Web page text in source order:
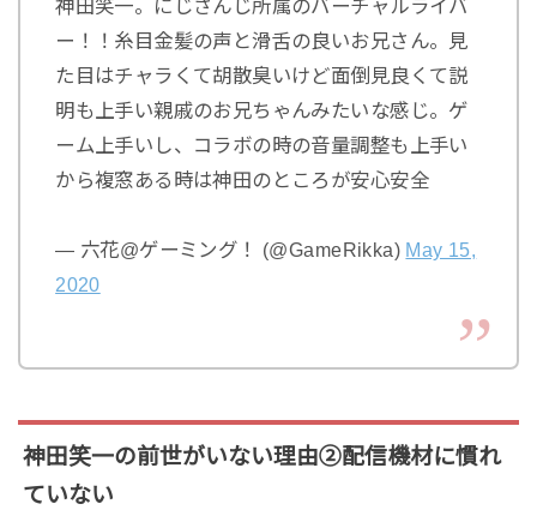
神田笑一。にじさんじ所属のバーチャルライバ
ー！！糸目金髪の声と滑舌の良いお兄さん。見
た目はチャラくて胡散臭いけど面倒見良くて説
明も上手い親戚のお兄ちゃんみたいな感じ。ゲ
ーム上手いし、コラボの時の音量調整も上手い
から複窓ある時は神田のところが安心安全
— 六花@ゲーミング！ (@GameRikka) May 15,
2020
神田笑一の前世がいない理由②配信機材に慣れ
ていない